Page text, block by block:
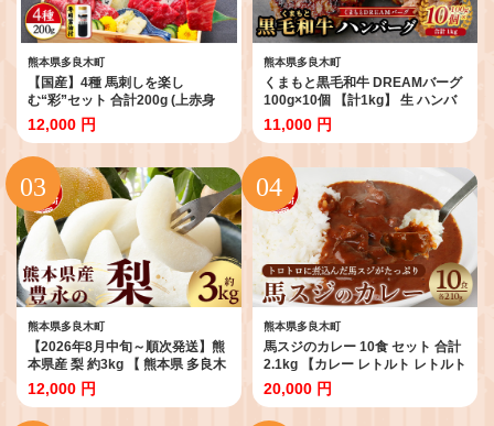
熊本県多良木町
【国産】4種 馬刺しを楽し
む“彩”セット 合計200g (上赤身
50g・霜降り 中トロ 50g・ロース
馬刺し 50g 馬刺しユッケ 50g) 専
用醤油・ユッケたれ付き 馬肉 赤
身 小分け 馬刺し 馬刺 食べ比べ 詰
め合わせ 冷凍 利他フーズ 熊本 熊
本名物 058-0270
12,000 円
熊本県多良木町
くまもと黒毛和牛 DREAMバーグ
100g×10個 【計1kg】 生 ハンバ
ーグ 牛肉 100％ ブランド牛 黒毛
和牛 お弁当 熊本 上質 肉 惣菜 冷
凍 小分け 熊本県 113-0540
11,000 円
熊本県多良木町
【2026年8月中旬～順次発送】熊
本県産 梨 約3kg 【 熊本県 多良木
町 ナシ 幸水 新高 新興 豊水 秋月
秋麗 果物 フルーツ 熊本県産 】
070-0593
12,000 円
熊本県多良木町
馬スジのカレー 10食 セット 合計
2.1kg 【カレー レトルト レトルト
カレー 馬すじ 馬スジ 馬 すじ スジ
時短 人気 熊本県 多良木町】 031-
0423
20,000 円